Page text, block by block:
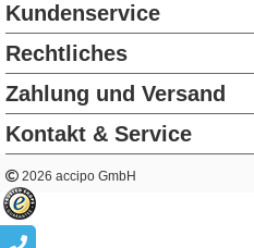
Kundenservice
Rechtliches
Zahlung und Versand
Kontakt & Service
2026 accipo GmbH